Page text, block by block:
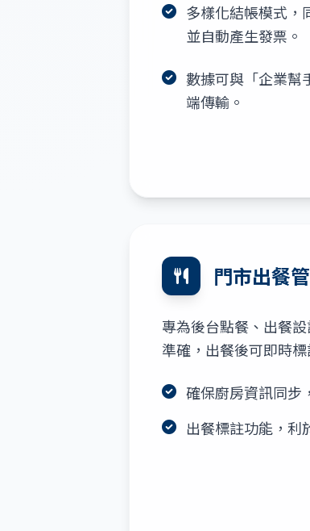
多樣化結帳模式，
並自動產生發票。
數據可與「企業幫
端傳輸。
門市出餐
專為後台點餐、出餐
準確，出餐後可即時標
確保廚房資訊同步
出餐標註功能，利